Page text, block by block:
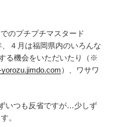
のプチプチマスタード
４月は福岡県内のいろんな
る機会をいただいたり（※
）、ワサワ
いつも反省ですが…少しず
。